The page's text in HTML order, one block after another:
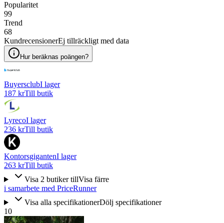
Popularitet
99
Trend
68
KundrecensionerEj tillräckligt med data
Hur beräknas poängen?
BuyersclubI lager
187 krTill butik
LyrecoI lager
236 krTill butik
KontorsgigantenI lager
263 krTill butik
Visa 2 butiker tillVisa färre
i samarbete med PriceRunner
Visa alla specifikationerDölj specifikationer
10